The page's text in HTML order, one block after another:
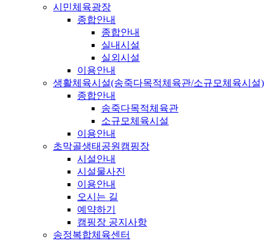
시민체육광장
종합안내
종합안내
실내시설
실외시설
이용안내
생활체육시설(송죽다목적체육관/소규모체육시설)
종합안내
송죽다목적체육관
소규모체육시설
이용안내
초막골생태공원캠핑장
시설안내
시설물사진
이용안내
오시는 길
예약하기
캠핑장 공지사항
송정복합체육센터